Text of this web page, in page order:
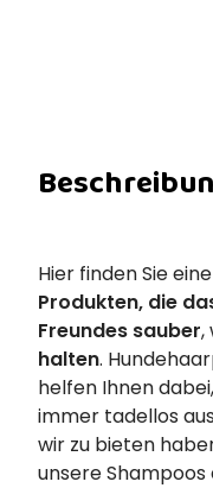
Hier finden Sie
Produkten, die
Freundes sauber,
halten.
helfen Ihnen
immer tadellos
wir zu bieten
unsere